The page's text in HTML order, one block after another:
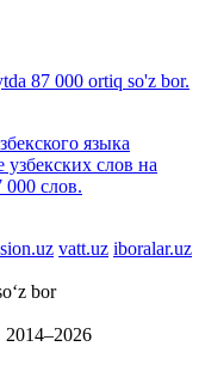
87 000 ortiq so'z bor.
языка
слов на
000 слов.
vatt.uz iboralar.uz
bor